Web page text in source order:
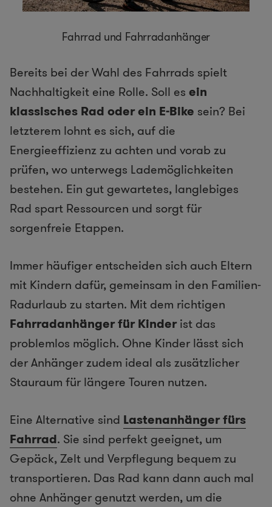
Fahrrad und Fahrradanhänger
Bereits bei der Wahl des Fahrrads spielt
Nachhaltigkeit eine Rolle. Soll es ein
klassisches Rad oder ein E-Bike sein? Bei
letzterem lohnt es sich, auf die
Energieeffizienz zu achten und vorab zu
prüfen, wo unterwegs Lademöglichkeiten
bestehen. Ein gut gewartetes, langlebiges
Rad spart Ressourcen und sorgt für
sorgenfreie Etappen.
Immer häufiger entscheiden sich auch Eltern
mit Kindern dafür, gemeinsam in den Familien-
Radurlaub zu starten. Mit dem richtigen
Fahrradanhänger für Kinder ist das
problemlos möglich. Ohne Kinder lässt sich
der Anhänger zudem ideal als zusätzlicher
Stauraum für längere Touren nutzen.
Eine Alternative sind Lastenanhänger fürs
Fahrrad. Sie sind perfekt geeignet, um
Gepäck, Zelt und Verpflegung bequem zu
transportieren. Das Rad kann dann auch mal
ohne Anhänger genutzt werden, um die